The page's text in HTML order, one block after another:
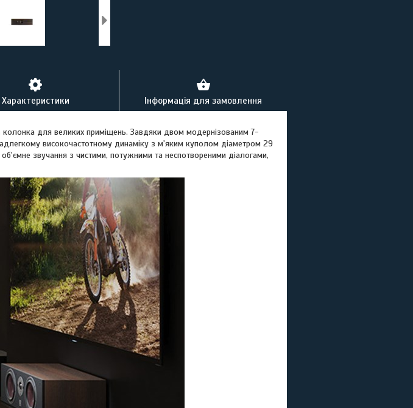
Характеристики Інформація для замовлення
колонка для великих приміщень. Завдяки двом модернізованим 7-
високочастотному динаміку з м'яким куполом діаметром 29
звучання з чистими, потужними та неспотвореними діалогами,